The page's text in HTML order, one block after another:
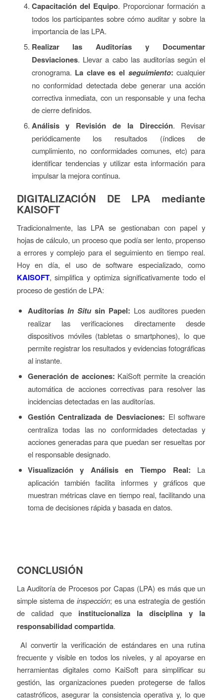
Capacitación del Equipo. Proporcionar formación a
todos los participantes sobre cómo auditar y sobre la
importancia de las LPA.
Realizar las Auditorías y Documentar
Desviaciones. Llevar a cabo las auditorías según el
cronograma. La clave es el seguimiento: cualquier
no conformidad detectada debe generar una acción
correctiva inmediata, con un responsable y una fecha
de cierre definidos.
Análisis y Revisión de la Dirección. Revisar
periódicamente los resultados (índices de
cumplimiento, no conformidades comunes, etc) para
identificar tendencias y utilizar esta información para
impulsar la mejora continua.
DIGITALIZACIÓN DE LPA mediante
KAISOFT
Tradicionalmente, las LPA se gestionaban con papel y
hojas de cálculo, un proceso que podía ser lento, propenso
a errores y complejo para el seguimiento en tiempo real.
Hoy en día, el uso de software especializado, como
KAISOFT, simplifica y optimiza significativamente todo el
proceso de gestión de LPA:
Auditorías In Situsin Papel: Los auditores pueden
realizar las verificaciones directamente desde
dispositivos móviles (tabletas o smartphones), lo que
permite registrar los resultados y evidencias fotográficas
al instante.
Generación de acciones: KaiSoft permite la creación
automática de acciones correctivas para resolver las
incidencias detectadas en las auditorías.
Gestión Centralizada de Desviaciones: El software
centraliza todas las no conformidades detectadas y
acciones generadas para que puedan ser resueltas por
el responsable designado.
Visualización y Análisis en Tiempo Real: La
aplicación también facilita informes y gráficos que
muestran métricas clave en tiempo real, facilitando una
toma de decisiones rápida y basada en datos.
CONCLUSIÓN
La Auditoría de Procesos por Capas (LPA) es más que un
simple sistema de inspección; es una estrategia de gestión
de calidad que institucionaliza la disciplina y la
responsabilidad compartida.
Al convertir la verificación de estándares en una rutina
frecuente y visible en todos los niveles, y al apoyarse en
herramientas digitales como KaiSoft para simplificar su
gestión, las organizaciones pueden protegerse de fallos
catastróficos, asegurar la consistencia operativa y, lo que